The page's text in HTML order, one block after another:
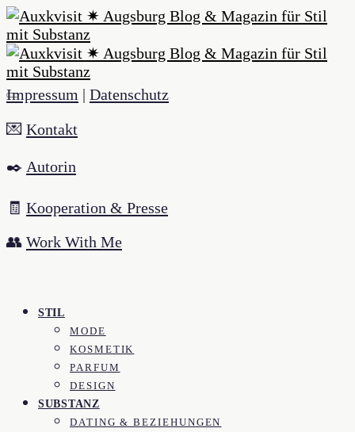
Impressum | Datenschutz
💌 Kontakt
✒️ Autorin
🧾 Kooperation & Presse
👥 Work With Me
STIL
MODE
KOSMETIK
PARFUM
DESIGN
SUBSTANZ
DATING & BEZIEHUNGEN